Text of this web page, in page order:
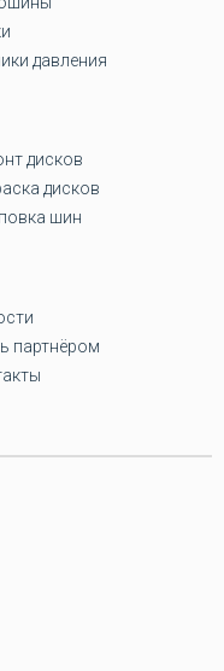
давления
дисков
дисков
шин
партнёром